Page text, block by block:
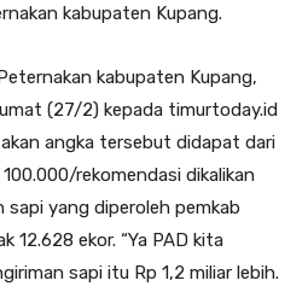
kabupaten Kupang.
kabupaten Kupang,
(27/2) kepada timurtoday.id
angka tersebut didapat dari
rekomendasi dikalikan
yang diperoleh pemkab
12.628 ekor. “Ya PAD kita
sapi itu Rp 1,2 miliar lebih.